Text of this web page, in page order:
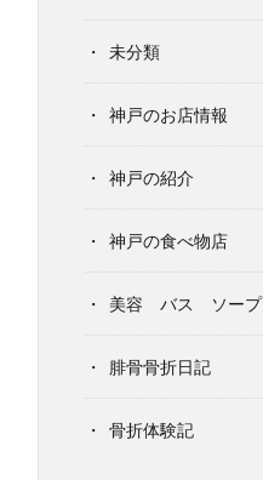
未分類
神戸のお店情報
神戸の紹介
神戸の食べ物店
美容 バス ソープ
腓骨骨折日記
骨折体験記